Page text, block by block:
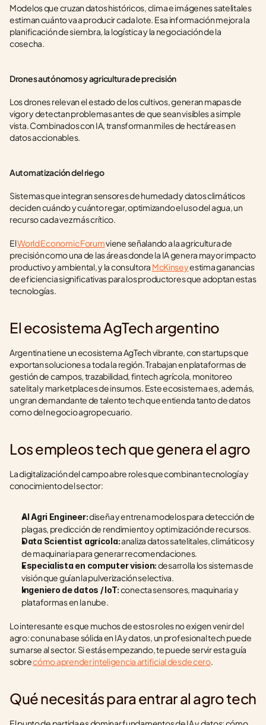
Modelos que cruzan datos históricos, clima e imágenes satelitales
estiman cuánto va a producir cada lote. Esa información mejora la
planificación de siembra, la logística y la negociación de la
cosecha.
Drones autónomos y agricultura de precisión
Los drones relevan el estado de los cultivos, generan mapas de
vigor y detectan problemas antes de que sean visibles a simple
vista. Combinados con IA, transforman miles de hectáreas en
datos accionables.
Automatización del riego
Sistemas que integran sensores de humedad y datos climáticos
deciden cuándo y cuánto regar, optimizando el uso del agua, un
recurso cada vez más crítico.
El World Economic Forum viene señalando a la agricultura de
precisión como una de las áreas donde la IA genera mayor impacto
productivo y ambiental, y la consultora McKinsey estima ganancias
de eficiencia significativas para los productores que adoptan estas
tecnologías.
El ecosistema AgTech argentino
Argentina tiene un ecosistema AgTech vibrante, con startups que
exportan soluciones a toda la región. Trabajan en plataformas de
gestión de campos, trazabilidad, fintech agrícola, monitoreo
satelital y marketplaces de insumos. Este ecosistema es, además,
un gran demandante de talento tech que entienda tanto de datos
como del negocio agropecuario.
Los empleos tech que genera el agro
La digitalización del campo abre roles que combinan tecnología y
conocimiento del sector:
AI Agri Engineer: diseña y entrena modelos para detección de
plagas, predicción de rendimiento y optimización de recursos.
Data Scientist agrícola: analiza datos satelitales, climáticos y
de maquinaria para generar recomendaciones.
Especialista en computer vision: desarrolla los sistemas de
visión que guían la pulverización selectiva.
Ingeniero de datos / IoT: conecta sensores, maquinaria y
plataformas en la nube.
Lo interesante es que muchos de estos roles no exigen venir del
agro: con una base sólida en IA y datos, un profesional tech puede
sumarse al sector. Si estás empezando, te puede servir esta guía
sobre cómo aprender inteligencia artificial desde cero.
Qué necesitás para entrar al agro tech